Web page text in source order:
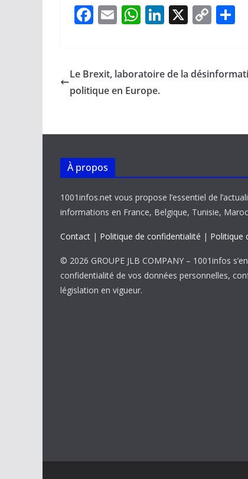
F
b
o
k
E
l
W
s
A
p
Li
e
X C
y
k
g
Le Brexit, laboratoire de la
politique en Europe.
À propos
1001infos.net vous propose l’essentiel de
informations en France, Belgique, Tunisie,
Contact | Politique de confidentialité | Politique
© 2026 GROUPE JLB COMPANY – 1001infos
confidentialité de vos données personnelles,
législation en vigueur.